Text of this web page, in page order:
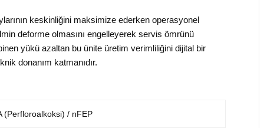
keskinliğini maksimize ederken operasyonel
deforme olmasını engelleyerek servis ömrünü
yükü azaltan bu ünite üretim verimliliğini dijital bir
donanım katmanıdır.
(Perfloroalkoksi) / nFEP